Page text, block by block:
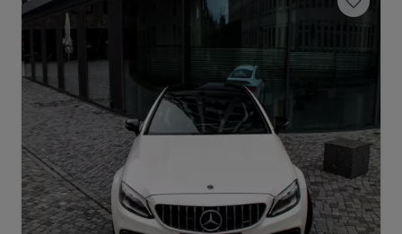
McLaren Jaguar
Tesla Dodge
Wann
Zeitraum wählen